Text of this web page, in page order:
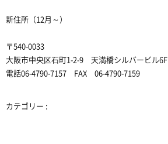
新住所（12月～）
〒540-0033
大阪市中央区石町1-2-9 天満橋シルバービル6F
電話06-4790-7157 FAX 06-4790-7159
カテゴリー :